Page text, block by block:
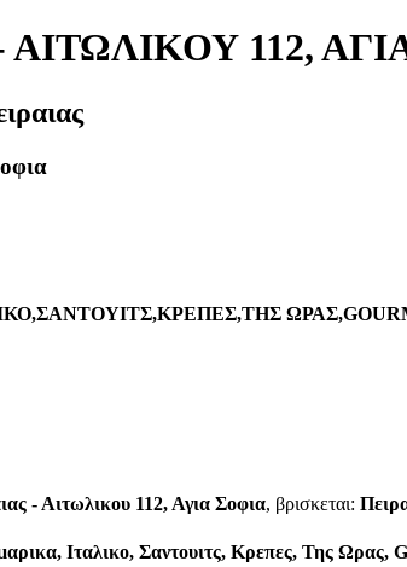
ΑΙΤΩΛΙΚΟΥ 112,
- Αιτωλικου 112, Αγια Σοφια, βρισκεται:
Ιταλικο, Σαντουιτς, Κρεπες, Της